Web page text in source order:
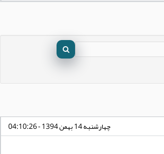
چهارشنبه 14 بهمن 1394 - 04:10:26